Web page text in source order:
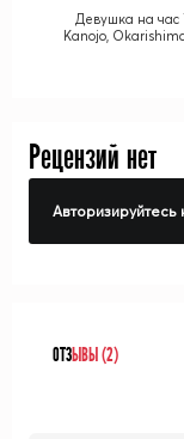
Девушка на
Kanojo,
Рецензий нет
ОТЗЫВЫ (2)